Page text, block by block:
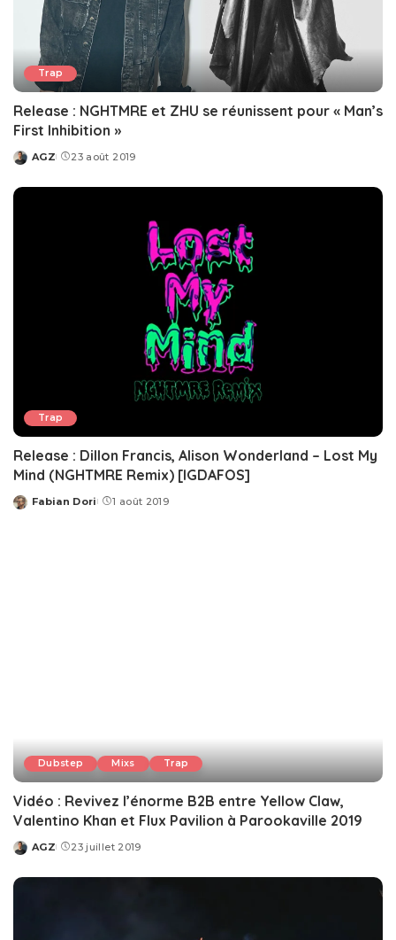
Trap
Release : NGHTMRE et ZHU se réunissent pour « Man’s
First Inhibition »
Posted
AGZ 23 août 2019
Trap
Release : Dillon Francis, Alison Wonderland – Lost My
Mind (NGHTMRE Remix) [IGDAFOS]
Posted
Fabian Dori 1 août 2019
Dubstep Mixs Trap
Vidéo : Revivez l’énorme B2B entre Yellow Claw,
Valentino Khan et Flux Pavilion à Parookaville 2019
Posted
AGZ 23 juillet 2019